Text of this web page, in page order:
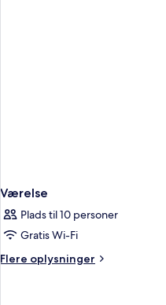
Værelse
Plads til 10 personer
Gratis Wi-Fi
Flere oplysninger
Flere